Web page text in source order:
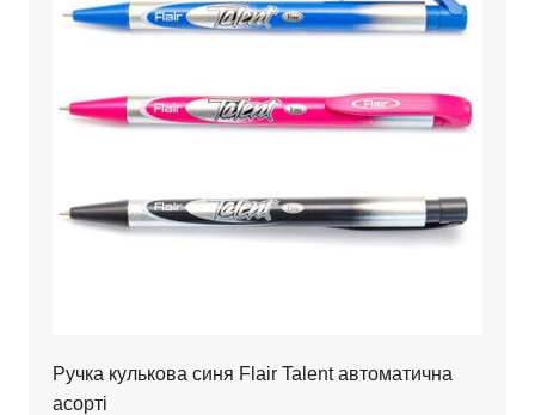
Ручка кулькова синя Flair Talent автоматична
асорті